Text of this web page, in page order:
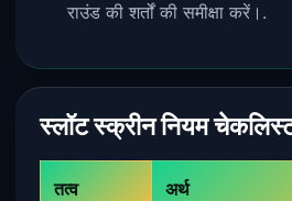
राउंड की शर्तों की समीक्षा करें।.
स्लॉट स्क्रीन नियम
तत्व अर्थ